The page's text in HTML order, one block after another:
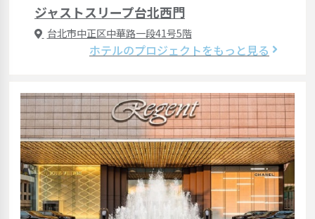
ジャストスリープ台北西門
台北市中正区中華路一段41号5階
ホテルのプロジェクトをもっと見る